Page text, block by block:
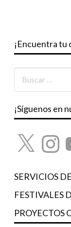
¡Encuentra
¡Síguenos en
X
SERVICIOS
FESTIVALES
PROYECTOS